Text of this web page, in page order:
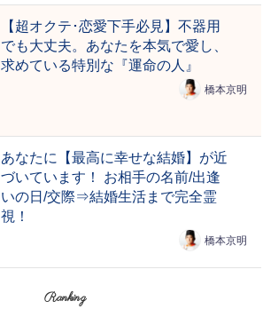
【超オクテ･恋愛下手必見】不器用
でも大丈夫。あなたを本気で愛し、
求めている特別な『運命の人』
橋本京明
あなたに【最高に幸せな結婚】が近
づいています！ お相手の名前/出逢
いの日/交際⇒結婚生活まで完全霊
視！
橋本京明
Ranking